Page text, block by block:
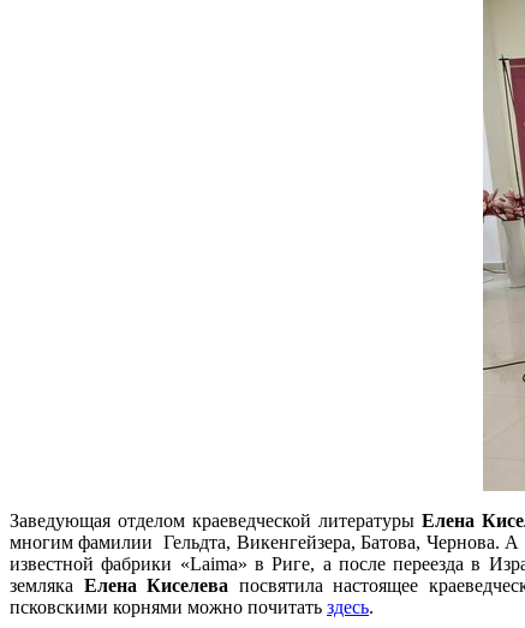
Заведующая отделом краеведческой литературы Елена
многим фамилии Гельдта, Викенгейзера, Батова, Чернова.
известной фабрики «Laima» в Риге, а после переезда в
земляка Елена Киселева посвятила настоящее
псковскими корнями можно почитать здесь.